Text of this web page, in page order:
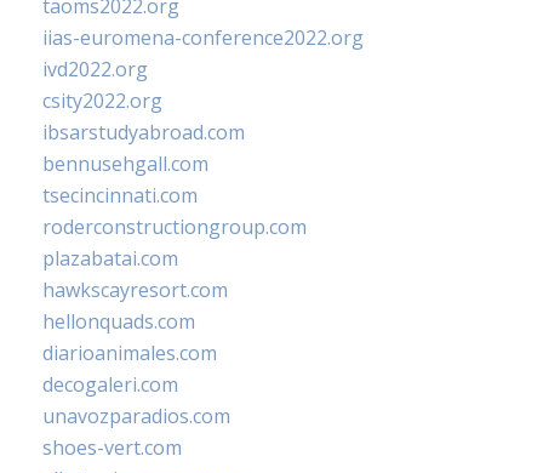
taoms2022.org
iias-euromena-conference2022.org
ivd2022.org
csity2022.org
ibsarstudyabroad.com
bennusehgall.com
tsecincinnati.com
roderconstructiongroup.com
plazabatai.com
hawkscayresort.com
hellonquads.com
diarioanimales.com
decogaleri.com
unavozparadios.com
shoes-vert.com